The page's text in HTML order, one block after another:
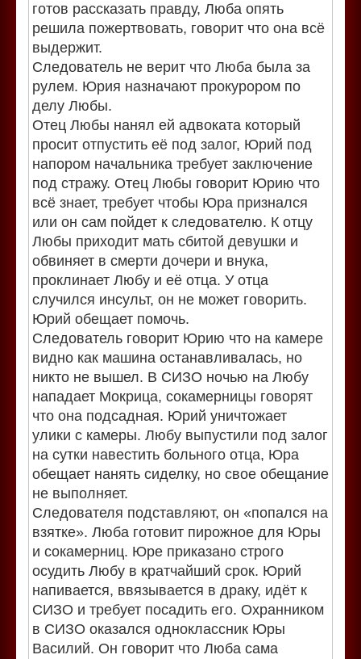
готов рассказать правду, Люба опять
решила пожертвовать, говорит что она всё
выдержит.
Следователь не верит что Люба была за
рулем. Юрия назначают прокурором по
делу Любы.
Отец Любы нанял ей адвоката который
просит отпустить её под залог, Юрий под
напором начальника требует заключение
под стражу. Отец Любы говорит Юрию что
всё знает, требует чтобы Юра признался
или он сам пойдет к следователю. К отцу
Любы приходит мать сбитой девушки и
обвиняет в смерти дочери и внука,
проклинает Любу и её отца. У отца
случился инсульт, он не может говорить.
Юрий обещает помочь.
Следователь говорит Юрию что на камере
видно как машина останавливалась, но
никто не вышел. В СИЗО ночью на Любу
нападает Мокрица, сокамерницы говорят
что она подсадная. Юрий уничтожает
улики с камеры. Любу выпустили под залог
на сутки навестить больного отца, Юра
обещает нанять сиделку, но свое обещание
не выполняет.
Следователя подставляют, он «попался на
взятке». Люба готовит пирожное для Юры
и сокамерниц. Юре приказано строго
осудить Любу в кратчайший срок. Юрий
напивается, ввязывается в драку, идёт к
СИЗО и требует посадить его. Охранником
в СИЗО оказался одноклассник Юры
Василий. Он говорит что Люба сама